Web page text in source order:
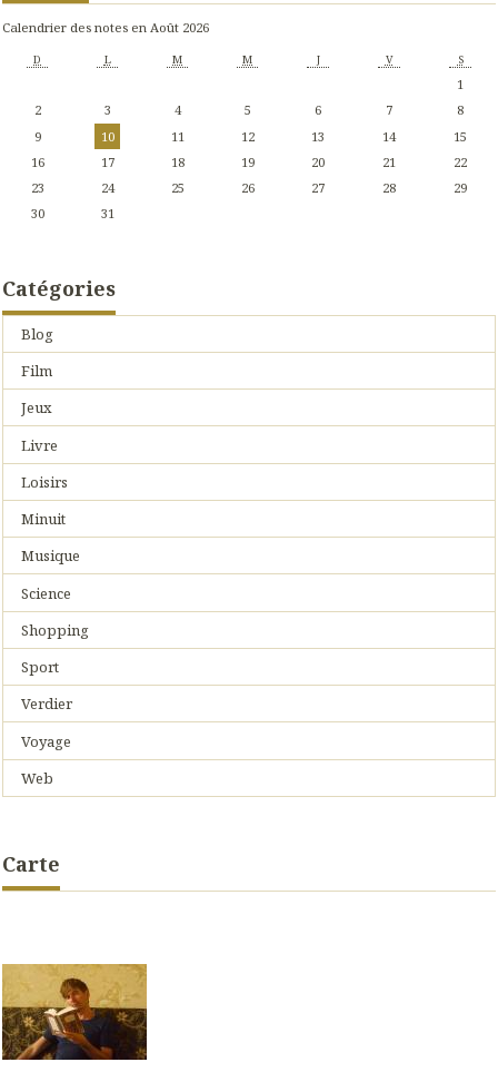
Calendrier des notes en Août 2026
D L M M J V S
1
2
3 4 5 6 7
8
9
10 11 12 13 14
15
16
17 18 19 20 21
22
23
24 25 26 27 28
29
30
31
Catégories
Blog
Film
Jeux
Livre
Loisirs
Minuit
Musique
Science
Shopping
Sport
Verdier
Voyage
Web
Carte